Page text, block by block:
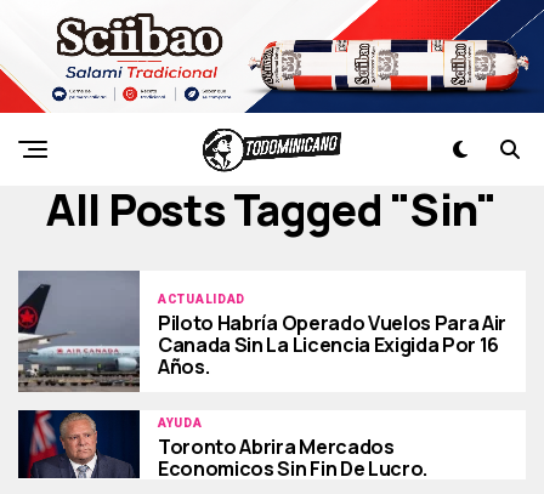
All Posts Tagged "sin"
ACTUALIDAD
Piloto Habría Operado Vuelos Para Air
Canada Sin La Licencia Exigida Por 16
Años.
AYUDA
Toronto Abrira Mercados
Economicos Sin Fin De Lucro.